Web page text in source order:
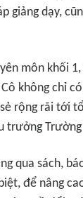
giảng dạy,
môn khối
không chỉ
rộng rãi tới
trưởng
qua sách,
để nâng